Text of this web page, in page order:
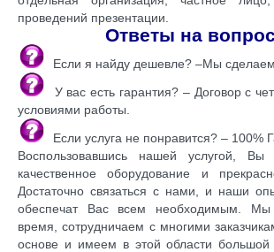
проведений презентации.
Ответы на
Если я найду дешевле? –Мы
У вас есть гарантия? – Договор с
условиями работы.
Если услуга не понравится? – 100%
Воспользовавшись нашей услугой, Вы
качественное оборудование и
Достаточно связаться с нами, и наши
обеспечат Вас всем необходимым. Мы
время, сотрудничаем с многими
основе и имеем в этой области